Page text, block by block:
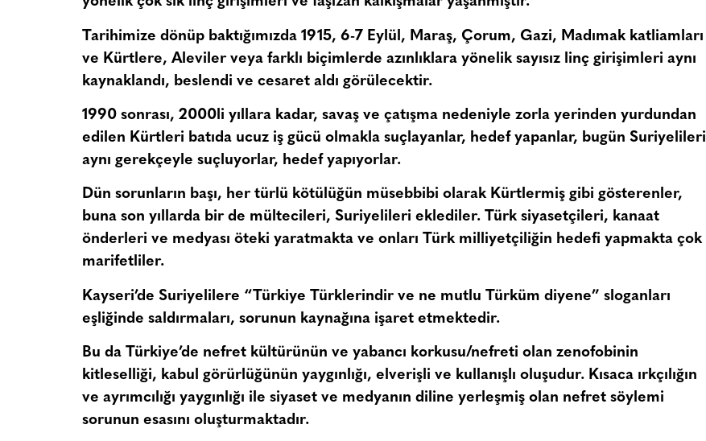
Tarihimize dönüp baktığımızda 1915, 6-7 Eylül, Maraş, Çorum, Gazi, Madımak katliamları
ve Kürtlere, Aleviler veya farklı biçimlerde azınlıklara yönelik sayısız linç girişimleri aynı
kaynaklandı, beslendi ve cesaret aldı görülecektir.
1990 sonrası, 2000li yıllara kadar, savaş ve çatışma nedeniyle zorla yerinden yurdundan
edilen Kürtleri batıda ucuz iş gücü olmakla suçlayanlar, hedef yapanlar, bugün Suriyelileri
aynı gerekçeyle suçluyorlar, hedef yapıyorlar.
Dün sorunların başı, her türlü kötülüğün müsebbibi olarak Kürtlermiş gibi gösterenler,
buna son yıllarda bir de mültecileri, Suriyelileri eklediler. Türk siyasetçileri, kanaat
önderleri ve medyası öteki yaratmakta ve onları Türk milliyetçiliğin hedefi yapmakta çok
marifetliler.
Kayseri’de Suriyelilere “Türkiye Türklerindir ve ne mutlu Türküm diyene” sloganları
eşliğinde saldırmaları, sorunun kaynağına işaret etmektedir.
Bu da Türkiye’de nefret kültürünün ve yabancı korkusu/nefreti olan zenofobinin
kitleselliği, kabul görürlüğünün yaygınlığı, elverişli ve kullanışlı oluşudur. Kısaca ırkçılığın
ve ayrımcılığı yaygınlığı ile siyaset ve medyanın diline yerleşmiş olan nefret söylemi
sorunun esasını oluşturmaktadır.